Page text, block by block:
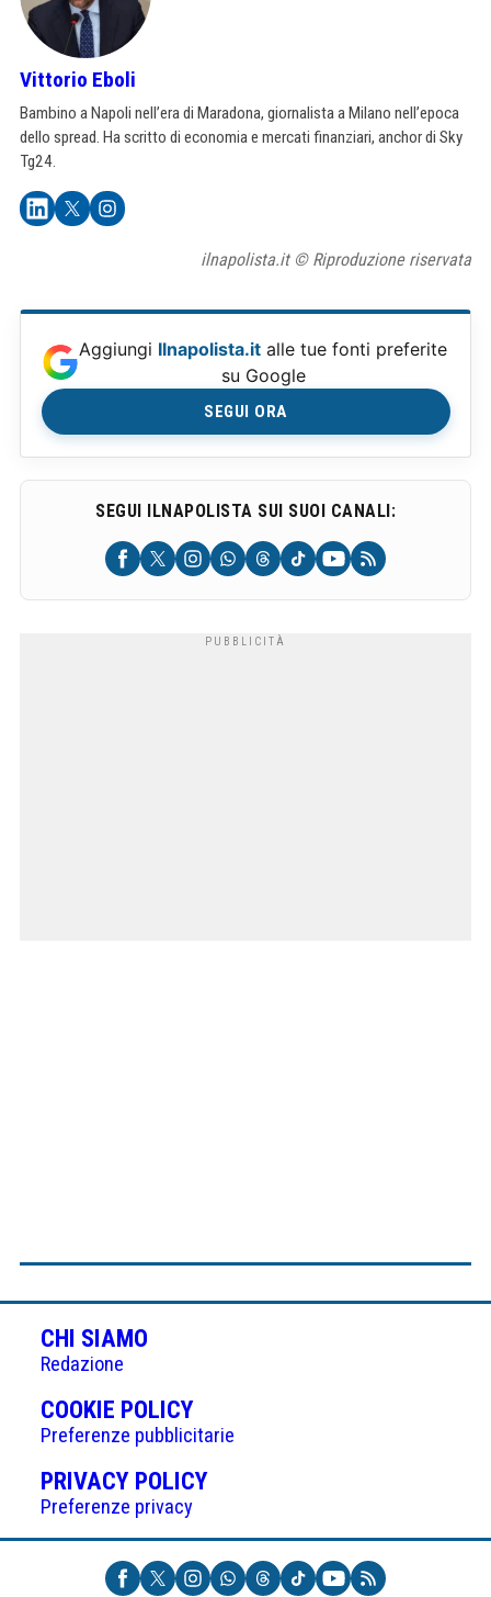
Vittorio Eboli
Bambino a Napoli nell’era di Maradona, giornalista a Milano nell’epoca
dello spread. Ha scritto di economia e mercati finanziari, anchor di Sky
Tg24.
ilnapolista.it © Riproduzione riservata
Aggiungi Ilnapolista.it alle tue fonti preferite
su Google
SEGUI ORA
SEGUI ILNAPOLISTA SUI SUOI CANALI:
CHI SIAMO
Redazione
COOKIE POLICY(APRE
IN
UNA
NUOVA
Preferenze pubblicitarie
PRIVACY POLICY(APRE
UNA
NUOVA
Preferenze privacy